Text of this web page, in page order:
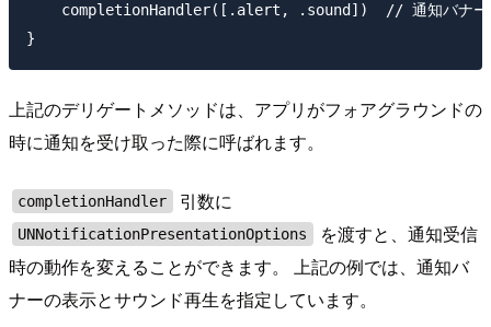
completionHandler([.alert, .sound])  // 通知バナー
上記のデリゲートメソッドは、アプリがフォアグラウンドの
時に通知を受け取った際に呼ばれます。
completionHandler 引数に
UNNotificationPresentationOptions
を渡すと、通知受信
時の動作を変えることができます。 上記の例では、通知バ
ナーの表示とサウンド再生を指定しています。